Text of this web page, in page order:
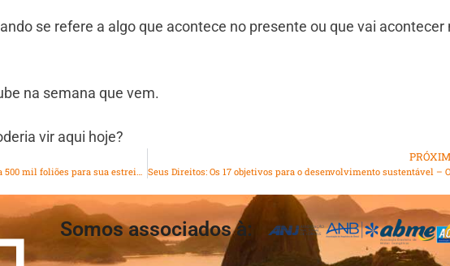
se refere a algo que acontece no presente ou que vai acontecer
na semana que vem.
vir aqui hoje?
Cultura e Ritmo: Ivete Sangalo arrasta 500 mil foliões para sua estreia no megabloco ‘SeráQAbre?’
Somos associados à: